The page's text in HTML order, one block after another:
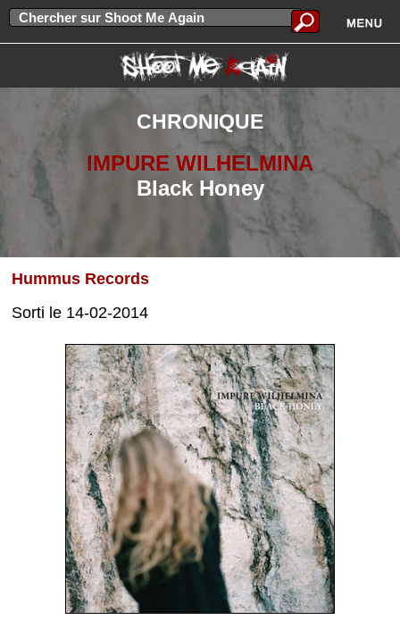
CHRONIQUE
IMPURE WILHELMINA
Black Honey
Hummus Records
Sorti le 14-02-2014